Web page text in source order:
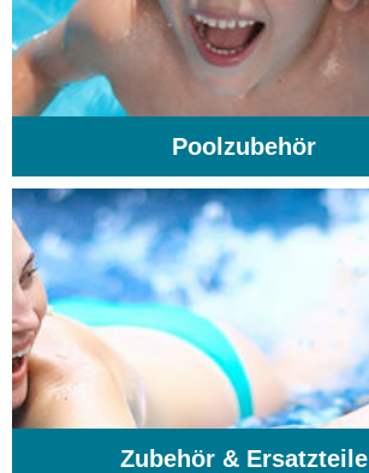
Poolzubehör
Zubehör & Ersatzteile